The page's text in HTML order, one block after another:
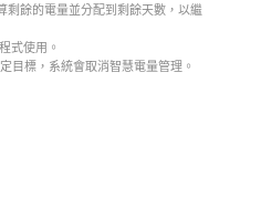
剩餘的電量並分配到剩餘天數，以繼
式使用。
目標，系統會取消智慧電量管理。